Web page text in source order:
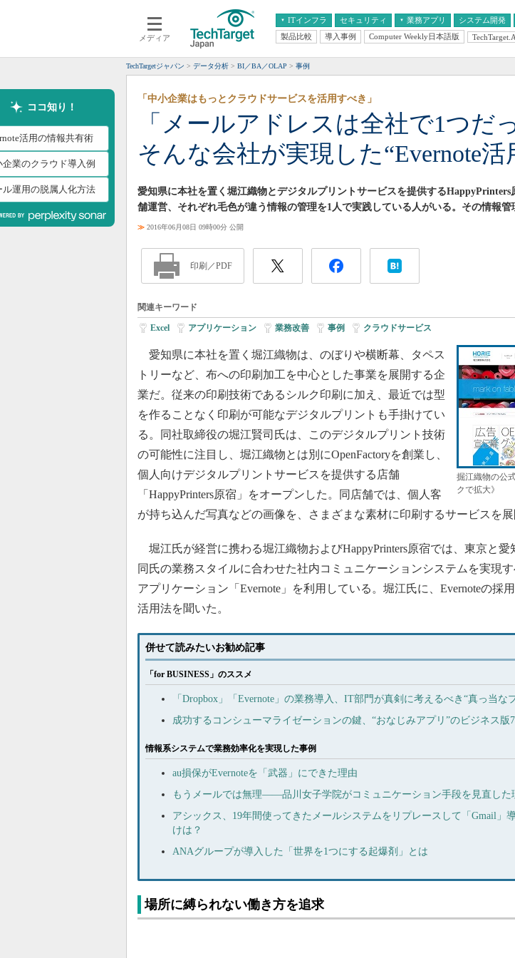
メディア
ITインフラ
クラウド
スマートモバイル
ネットワーク
システム運用管理
セキュリティ 業務アプリ
エンタープライズAI
ERP
CX
情報系システム
システム開発
経営とIT 医療IT
製品比較 導入事例 Computer Weekly日本語版
TechTargetジャパン データ分析 BI／BA／OLAP 事例
ココ知り！
活用の情報共有術
企業のクラウド導入例
ル運用の脱属人化方法
「メールアドレスは全社で1つだ
そんな会社が実現した“Evernote活
「中小企業はもっとクラウドサービスを活用すべき」
愛知県に本社を置く堀江織物とデジタルプリントサービスを提供するHappyPrinters
舗運営、それぞれ毛色が違う情報の管理を1人で実践している人がいる。その情報管
≫ 2016年06月08日 09時00分 公開
印刷／PDF
関連キーワード
Excel アプリケーション 業務改善 事例 クラウドサービス
掘江織物の公
クで拡大》
愛知県に本社を置く堀江織物は、のぼりや横断幕、タペス
トリーなど、布への印刷加工を中心とした事業を展開する企
業だ。従来の印刷技術であるシルク印刷に加え、最近では型
を作ることなく印刷が可能なデジタルプリントも手掛けてい
る。同社取締役の堀江賢司氏は、このデジタルプリント技術
の可能性に注目し、堀江織物とは別にOpenFactoryを創業し、
個人向けデジタルプリントサービスを提供する店舗
「HappyPrinters原宿」をオープンした。同店舗では、個人客
が持ち込んだ写真などの画像を、さまざまな素材に印刷するサービスを展
堀江氏が経営に携わる堀江織物およびHappyPrinters原宿では、東京と愛
同氏の業務スタイルに合わせた社内コミュニケーションシステムを実現
アプリケーション「Evernote」を利用している。堀江氏に、Evernoteの採
活用法を聞いた。
併せて読みたいお勧め記事
「for BUSINESS」のススメ
「Dropbox」「Evernote」の業務導入、IT部門が真剣に考えるべき“真っ当な
成功するコンシューマライゼーションの鍵、“おなじみアプリ”のビジネス版
情報系システムで業務効率化を実現した事例
au損保がEvernoteを「武器」にできた理由
もうメールでは無理――品川女子学院がコミュニケーション手段を見直した
アシックス、19年間使ってきたメールシステムをリプレースして「Gmail」
けは？
ANAグループが導入した「世界を1つにする起爆剤」とは
場所に縛られない働き方を追求